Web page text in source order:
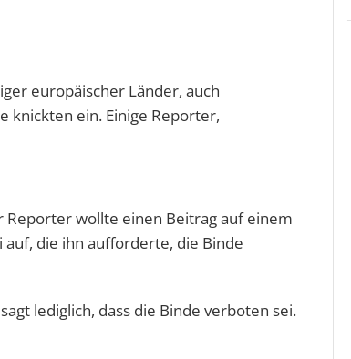
europäischer Länder, auch
knickten ein. Einige Reporter,
Reporter wollte einen Beitrag auf einem
die ihn aufforderte, die Binde
lediglich, dass die Binde verboten sei.